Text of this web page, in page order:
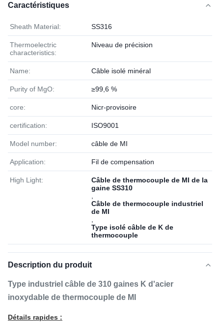
Caractéristiques
Sheath Material: SS316
Thermoelectric
characteristics:
Niveau de précision
Name: Câble isolé minéral
Purity of MgO: ≥99,6 %
core: Nicr-provisoire
certification: ISO9001
Model number: câble de MI
Application: Fil de compensation
High Light:
Câble de thermocouple de MI de la
gaine SS310
Câble de thermocouple industriel
de MI
Type isolé câble de K de
thermocouple
Description du produit
Type industriel câble de 310 gaines K d'acier
inoxydable de thermocouple de MI
Détails rapides :